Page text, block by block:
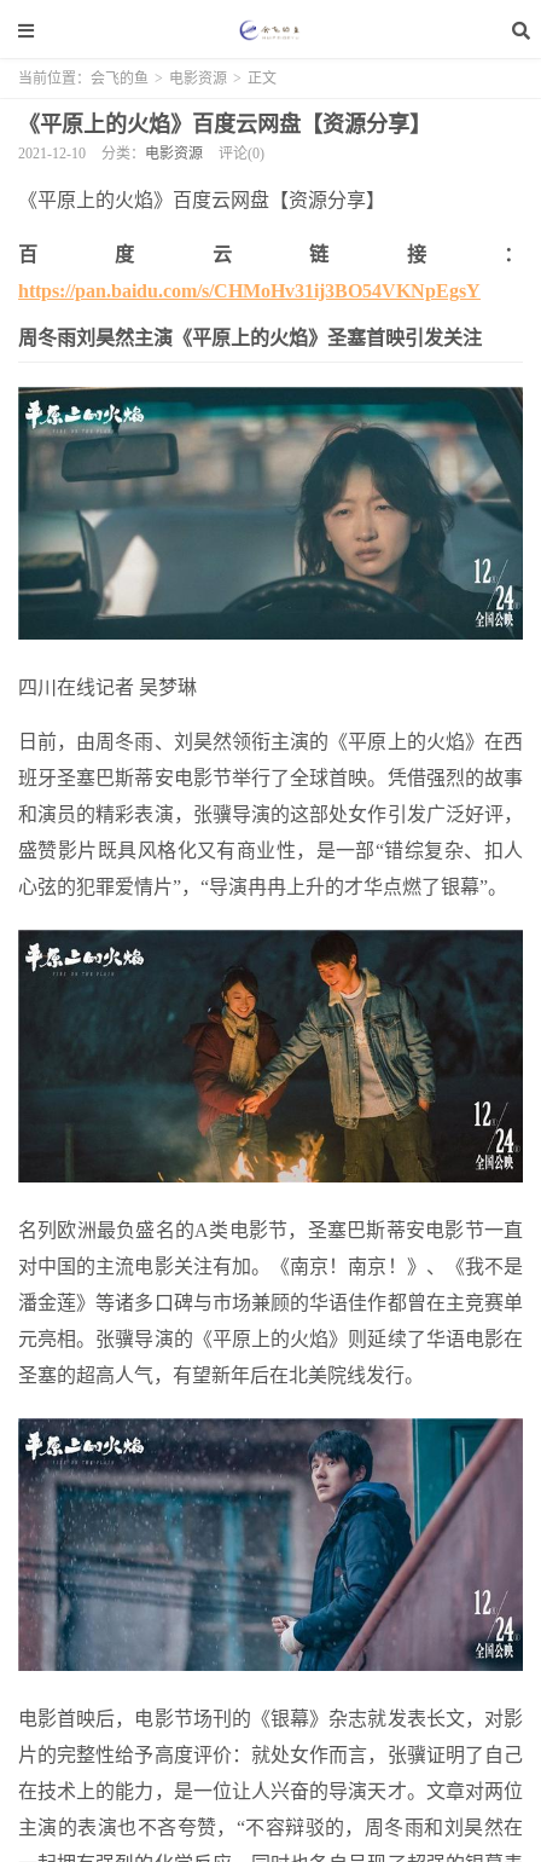
当前位置： 会飞的鱼 > 电影资源 > 正文
《平原上的火焰》百度云网盘【资源分享】
2021-12-10 分类： 电影资源 评论(0)
《平原上的火焰》百度云网盘【资源分享】
百度云链接：
https://pan.baidu.com/s/CHMoHv31ij3BO54VKNpEgsY
周冬雨刘昊然主演《平原上的火焰》圣塞首映引发关注
四川在线记者 吴梦琳
日前，由周冬雨、刘昊然领衔主演的《平原上的火焰》在西
班牙圣塞巴斯蒂安电影节举行了全球首映。凭借强烈的故事
和演员的精彩表演，张骥导演的这部处女作引发广泛好评，
盛赞影片既具风格化又有商业性，是一部“错综复杂、扣人
心弦的犯罪爱情片”，“导演冉冉上升的才华点燃了银幕”。
名列欧洲最负盛名的A类电影节，圣塞巴斯蒂安电影节一直
对中国的主流电影关注有加。《南京！南京！》、《我不是
潘金莲》等诸多口碑与市场兼顾的华语佳作都曾在主竞赛单
元亮相。张骥导演的《平原上的火焰》则延续了华语电影在
圣塞的超高人气，有望新年后在北美院线发行。
电影首映后，电影节场刊的《银幕》杂志就发表长文，对影
片的完整性给予高度评价：就处女作而言，张骥证明了自己
在技术上的能力，是一位让人兴奋的导演天才。文章对两位
主演的表演也不吝夸赞，“不容辩驳的，周冬雨和刘昊然在